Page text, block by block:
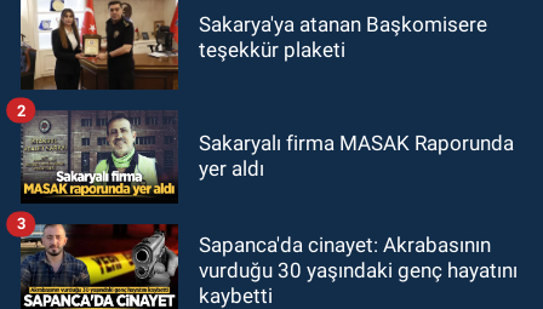
Sakarya'ya atanan Başkomisere
teşekkür plaketi
Sakaryalı firma MASAK Raporunda
yer aldı
2
Sapanca'da cinayet: Akrabasının
vurduğu 30 yaşındaki genç hayatını
kaybetti
3